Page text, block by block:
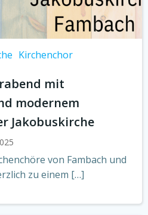
Kirchenchor
mit
modernem
Jakobuskirche
von Fambach und
zu einem […]